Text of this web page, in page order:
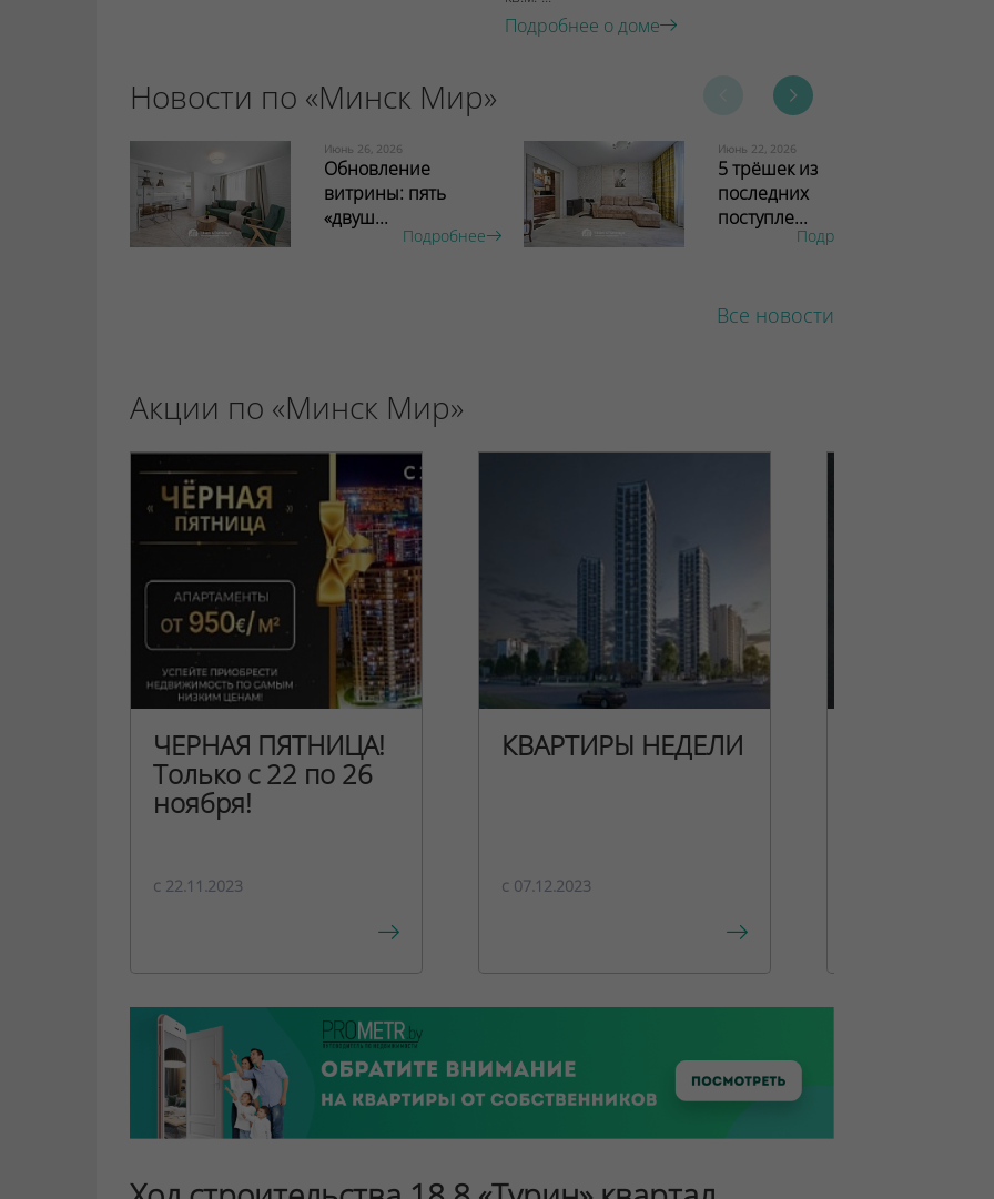
Подробнее о доме
Новости по «Минск Мир»
Июнь 26, 2026
Обновление
витрины: пять
«двуш...
Подробнее
Июнь 22, 2026
5 трёшек из
последних
поступле...
Подробнее
Все новости
Акции по «Минск Мир»
ЧЕРНАЯ ПЯТНИЦА!
Только с 22 по 26
ноября!
c 22.11.2023
КВАРТИРЫ НЕДЕЛИ
c 07.12.2023